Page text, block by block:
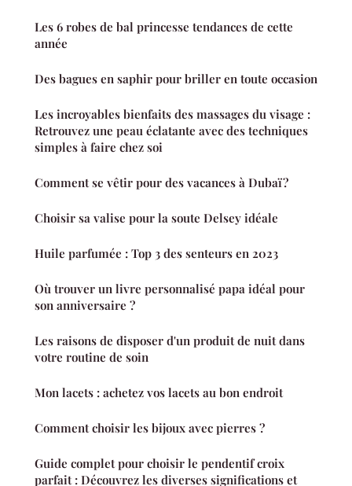
Les 6 robes de bal princesse tendances de cette
année
Des bagues en saphir pour briller en toute occasion
Les incroyables bienfaits des massages du visage :
Retrouvez une peau éclatante avec des techniques
simples à faire chez soi
Comment se vêtir pour des vacances à Dubaï ?
Choisir sa valise pour la soute Delsey idéale
Huile parfumée : Top 3 des senteurs en 2023
Où trouver un livre personnalisé papa idéal pour
son anniversaire ?
Les raisons de disposer d'un produit de nuit dans
votre routine de soin
Mon lacets : achetez vos lacets au bon endroit
Comment choisir les bijoux avec pierres ?
Guide complet pour choisir le pendentif croix
parfait : Découvrez les diverses significations et